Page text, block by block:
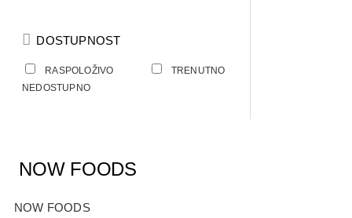
DOSTUPNOST
RASPOLOŽIVO
TRENUTNO
NEDOSTUPNO
NOW FOODS
NOW FOODS